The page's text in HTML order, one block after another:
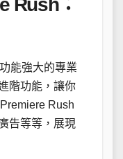
Rush：
能強大的專業
階功能，讓你
Rush
告等等，展現